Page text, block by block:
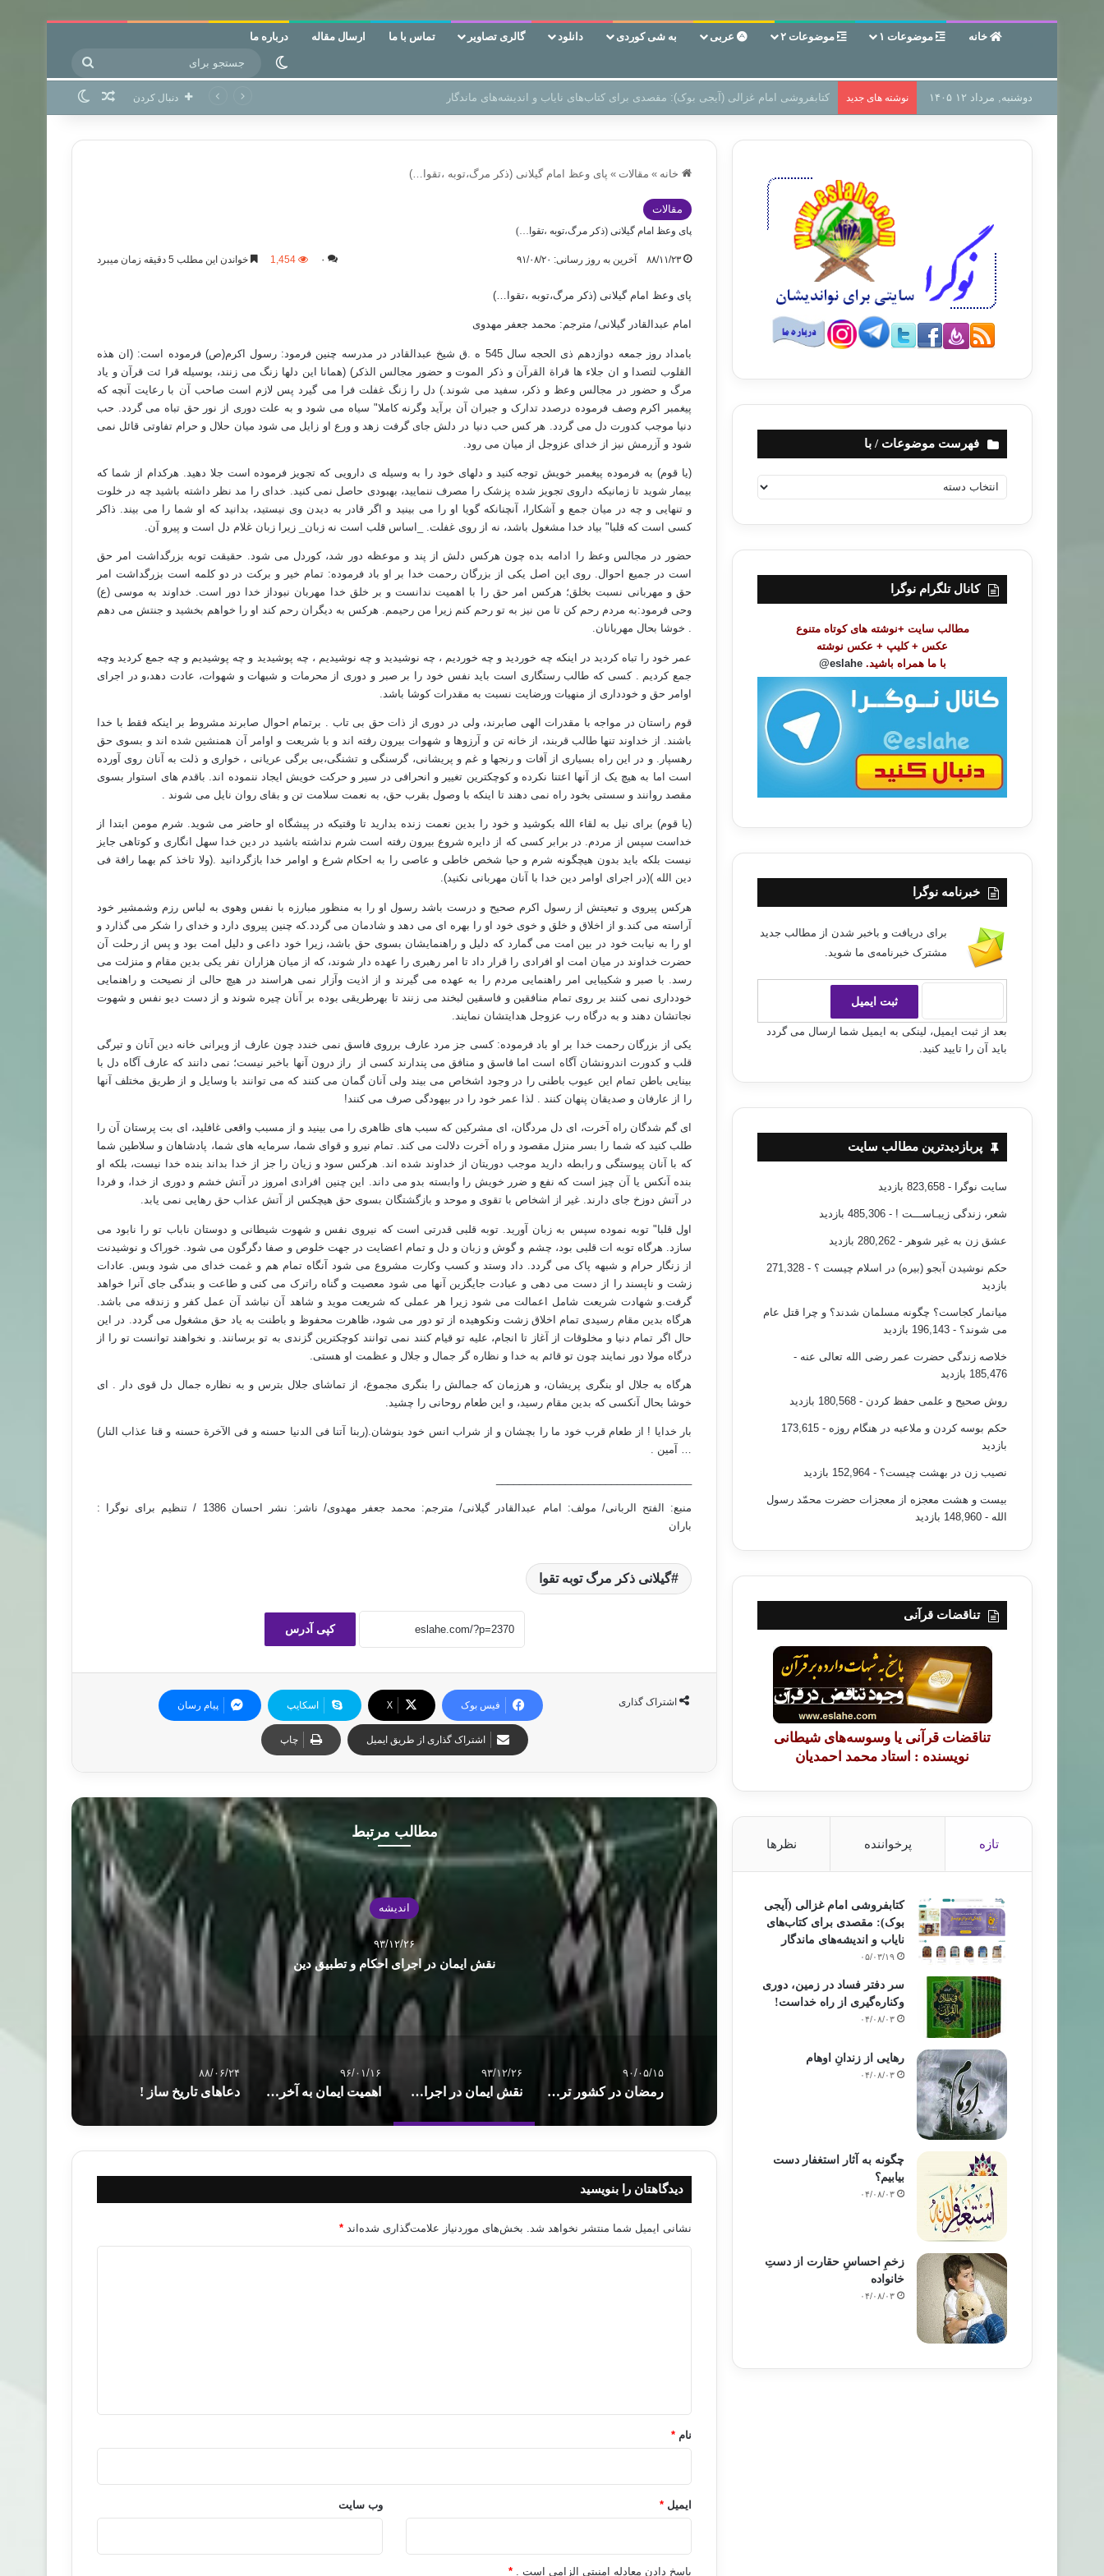
خانه موضوعات ۱ موضوعات ۲ عربی به شی کوردی دانلود گالری تصاویر تماس با ما ارسال مقاله درباره ما
تغییر پوسته
برای دوشنبه, مرداد ۱۲ ۱۴۰۵ نوشته های جدید سر دفتر فساد در زمین‌، دوری وکناره‌گیری از راه خداست‌! دنبال کردن نوشته تصادفی
خانه » مقالات » پای وعظ امام گیلانی (ذکر مرگ،توبه ،تقوا…)
مقالات
پای وعظ امام گیلانی (ذکر مرگ،توبه ،تقوا…)
۸۸/۱۱/۲۳ آخرین به روز رسانی: ۹۱/۰۸/۲۰ ۰ 1,454 خواندن این مطلب 5 دقیقه زمان میبرد
پای وعظ امام گیلانی (ذکر مرگ،توبه ،تقوا…)
امام عبدالقادر گیلانی/ مترجم: محمد جعفر مهدوی
بامداد روز جمعه دوازدهم ذی الحجه سال 545 ه .ق شیخ عبدالقادر در مدرسه چنین فرمود: رسول اکرم(ص) فرموده است: (ان هذه
القلوب لتصدا و ان جلاء ها قراة القرآن و ذکر الموت و حضور مجالس الذکر) (همانا این دلها زنگ می زنند، بوسیله قرا ئت قرآن و یاد
مرگ و حضور در مجالس وعظ و ذکر، سفید می شوند.) دل را زنگ غفلت فرا می گیرد پس لازم است صاحب آن با رعایت آنچه که
پیغمبر اکرم وصف فرموده درصدد تدارک و جبران آن برآید وگرنه کاملا" سیاه می شود و به علت دوری از نور حق تباه می گردد. حب
دنیا موجب کدورت دل می گردد. هر کس حب دنیا در دلش جای گرفت زهد و ورع او زایل می شود میان حلال و حرام تفاوتی قائل نمی
شود و آزرمش نیز از خدای عزوجل از میان می رود.
(یا قوم) به فرموده پیغمبر خویش توجه کنید و دلهای خود را به وسیله ی دارویی که تجویز فرموده است جلا دهید. هرکدام از شما که
بیمار شوید تا زمانیکه داروی تجویز شده پزشک را مصرف ننمایید، بهبودی حاصل نمی کنید. خدای را مد نظر داشته باشید چه در خلوت
و تنهایی و چه در میان جمع و آشکارا، آنچنانکه گویا او را می بینید و اگر قادر به دیدن وی نیستید، بدانید که او شما را می بیند. ذاکر
کسی است که قلبا" بیاد خدا مشغول باشد، نه از روی غفلت. _اساس قلب است نه زبان_ زیرا زبان غلام دل است و پیرو آن.
حضور در مجالس وعظ را ادامه بده چون هرکس دلش از پند و موعظه دور شد، کوردل می شود. حقیقت توبه بزرگداشت امر حق
است در جمیع احوال. روی این اصل یکی از بزرگان رحمت خدا بر او باد فرموده: تمام خیر و برکت در دو کلمه است بزرگداشت امر
حق و مهربانی نسبت بخلق؛ هرکس امر حق را با اهمیت ندانست و بر خلق خدا مهربان نبوداز خدا دور است. خداوند به موسی (ع)
وحی فرمود:به مردم رحم کن تا من نیز به تو رحم کنم زیرا من رحیمم. هرکس به دیگران رحم کند او را خواهم بخشید و جنتش می دهم
. خوشا بحال مهربانان.
عمر خود را تباه کردید در اینکه چه خوردید و چه خوردیم ، چه نوشیدید و چه نوشیدیم ، چه پوشیدید و چه پوشیدیم و چه جمع کردید وچه
جمع کردیم . کسی که طالب رستگاری است باید نفس خود را بر صبر و دوری از محرمات و شبهات و شهوات، عادت دهد،و در اجرای
اوامر حق و خودداری از منهیات ورضایت نسبت به مقدرات کوشا باشد.
قوم راستان در مواجه با مقدرات الهی صابرند، ولی در دوری از ذات حق بی تاب . برتمام احوال صابرند مشروط بر اینکه فقط با خدا
باشند. از خداوند تنها طالب قربند، از خانه تن و آرزوها و شهوات بیرون رفته اند و با شریعت و اوامر آن همنشین شده اند و بسوی حق
رهسپار. و در این راه بسیاری از آفات و رنجها و غم و پریشانی، گرسنگی و تشنگی،بی برگی عریانی ، خواری و ذلت به آنان روی آورده
است اما به هیچ یک از آنها اعتنا نکرده و کوچکترین تغییر و انحرافی در سیر و حرکت خویش ایجاد ننموده اند. باقدم های استوار بسوی
مقصد روانند و سستی بخود راه نمی دهند تا اینکه با وصول بقرب حق، به نعمت سلامت تن و بقای روان نایل می شوند .
(یا قوم) برای نیل به لقاء الله بکوشید و خود را بدین نعمت زنده بدارید تا وقتیکه در پیشگاه او حاضر می شوید. شرم مومن ابتدا از
خداست سپس از مردم. در برابر کسی که از دایره شروع بیرون رفته است شرم نداشته باشید در دین خدا سهل انگاری و کوتاهی جایز
نیست بلکه باید بدون هیچگونه شرم و حیا شخص خاطی و عاصی را به احکام شرع و اوامر خدا بازگردانید .(ولا تاخذ کم بهما رافة فی
دین الله )(در اجرای اوامر دین خدا با آنان مهربانی نکنید).
هرکس پیروی و تبعیتش از رسول اکرم صحیح و درست باشد رسول او را به منظور مبارزه با نفس وهوی به لباس رزم وشمشیر خود
آراسته می کند.و از اخلاق و خلق و خوی خود او را بهره ای می دهد و شادمان می گردد.که چنین پیروی دارد و خدای را شکر می گذارد و
او را به نیابت خود در بین امت می گمارد که دلیل و راهنمایشان بسوی حق باشد، زیرا خود داعی و دلیل امت بود و پس از رحلت آن
حضرت خداوند در میان امت او افرادی را قرار داد تا امر رهبری را عهده دار شوند، که از میان هزاران نفر یکی بدین مقام و منزلت می
رسد. با صبر و شکیبایی امر راهنمایی مردم را به عهده می گیرند و از اذیت وآزار نمی هراسند در هیچ حالی از نصیحت و راهنمایی
خودداری نمی کنند بر روی تمام منافقین و فاسقین لبخند می زنند تا بهرطریقی بوده بر آنان چیره شوند و از دست دیو نفس و شهوت
نجاتشان دهند و به درگاه رب عزوجل هدایتشان نمایند.
یکی از بزرگان رحمت خدا بر او باد فرموده: کسی جز مرد عارف برروی فاسق نمی خندد چون عارف از ویرانی خانه دین آنان و تیرگی
قلب و کدورت اندرونشان آگاه است اما فاسق و منافق می پندارند کسی از راز درون آنها باخبر نیست؛ نمی دانند که عارف آگاه دل با
بینایی باطن تمام این عیوب باطنی را در وجود اشخاص می بیند ولی آنان گمان می کنند که می توانند با وسایل و از طریق مختلف آنها
را از عارفان و صدیقان پنهان کنند . لذا عمر خود را در بیهودگی صرف می کنند!
ای گم شدگان راه آخرت، ای دل مردگان، ای مشرکین که سبب های ظاهری را می بینید و از مسبب واقعی غافلید، ای بت پرستان آن را
طلب کنید که شما را بسر منزل مقصود و راه آخرت دلالت می کند. تمام نیرو و قوای شما، سرمایه های شما، پادشاهان و سلاطین شما
که با آنان پیوستگی و رابطه دارید موجب دوریتان از خداوند شده اند. هرکس سود و زیان را جز از خدا بداند بنده خدا نیست، بلکه او
بنده آنکس یا آن چیز است که نفع و ضرر خویش را وابسته بدو می داند. این چنین افرادی امروز در آتش خشم و دوری از خدا، و فردا
در آتش دوزخ جای دارند. غیر از اشخاص با تقوی و موحد و بازگشتگان بسوی حق هیچکس از آتش عذاب حق رهایی نمی یابد.
اول قلبا" توبه نموده سپس به زبان آورید. توبه قلبی قدرتی است که نیروی نفس و شهوت شیطانی و دوستان ناباب تو را نابود می
سازد. هرگاه توبه ات قلبی بود، چشم و گوش و زبان و دل و تمام اعضایت در جهت خلوص و صفا دگرگون می شود. خوراک و نوشیدنت
از زنگار حرام و شبهه پاک می گردد. داد وستد و کسب وکارت مشروع می شود آنگاه تمام هم و غمت خدای می شود وبس. عادات
زشت و ناپسند را از دست می دهی و عبادت جایگزین آنها می شود معصیت و گناه راترک می کنی و طاعت و بندگی جای آنرا خواهد
گرفت.و شهادت شریعت شامل اعمالت می شود زیرا هر عملی که شریعت موید و شاهد آن نباشد آن عمل کفر و زندقه می باشد.
هرگاه بدین مقام رسیدی تمام اخلاق زشت ونکوهیده از تو دور می شود، ظاهرت محفوظ و باطنت به یاد حق مشغول می گردد. در این
حال اگر تمام دنیا و مخلوقات از آغاز تا انجام، علیه تو قیام کنند نمی توانند کوچکترین گزندی به تو برسانند. و نخواهند توانست تو را از
درگاه مولا دور نمایند چون تو قائم به خدا و نظاره گر جمال و جلال و عظمت او هستی.
هرگاه به جلال او بنگری پریشان، و هرزمان که جمالش را بنگری مجموع، از تماشای جلال بترس و به نظاره جمال دل قوی دار . ای
خوشا بحال آنکسی که بدین مقام رسید، و این طعام روحانی را چشید.
بار خدایا ! از طعام قرب خود ما را بچشان و از شراب انس خود بنوشان.(ربنا آتنا فی الدنیا حسنه و فی الآخرة حسنه و قنا عذاب النار)
… آمین .
منبع: الفتح الربانی/ مولف: امام عبدالقادر گیلانی/ مترجم: محمد جعفر مهدوی/ ناشر: نشر احسان 1386 / تنظیم برای نوگرا :
باران
گیلانی ذکر مرگ توبه تقوا
کپی آدرس
اشتراک گذاری فیس بوک X اسکایپ پیام رسان
اشتراک گذاری از طریق ایمیل چاپ
مطالب مرتبط
رمضان در كشور تركيه
اندیشه
۹۳/۱۲/۲۶
نقش ایمان در اجرای احکام و تطبیق دین
۹۰/۰۵/۱۵
رمضان در كشور تركيه
۹۳/۱۲/۲۶
نقش ایمان در اجرای احکام و تطبیق دین
۹۶/۰۱/۱۶
اهمیت ایمان به آخرت و تأثیر آن بر رفتار انسان
۸۸/۰۶/۲۴
دعاهای تاریخ ساز !
دیدگاهتان را بنویسید
نشانی ایمیل شما منتشر نخواهد شد. بخش‌های موردنیاز علامت‌گذاری شده‌اند *
نام *
ایمیل * وب‌ سایت
پاسخ دادن معادله امنیتی الزامی است . *
فهرست موضوعات / با
ه
ت
ض
کانال تلگرام نوگرا
مطالب سایت +نوشته های کوتاه متنوع
عکس + کلیپ + عکس نوشته
با ما همراه باشید. eslahe@
خبرنامه نوگرا
برای دریافت و باخبر شدن از مطالب جدید
مشترک خبرنامه‌ی ما شوید.
بعد از ثبت ایمیل، لینکی به ایمیل شما ارسال می گردد
باید آن را تایید کنید.
پربازدیدترین مطالب سایت
سایت نوگرا - 823,658 بازدید
شعر، زندگی زیبـاســـت ! - 485,306 بازدید
عشق زن به غیر شوهر - 280,262 بازدید
حکم نوشیدن آبجو (بیره) در اسلام چیست ؟
- 271,328
بازدید
میانمار کجاست؟ چگونه مسلمان شدند؟ و چرا قتل عام
می شوند؟ - 196,143 بازدید
خلاصه زندگی حضرت عمر رضی الله تعالی عنه -
185,476 بازدید
روش صحیح و علمی حفظ کردن - 180,568 بازدید
حکم بوسه کردن و ملاعبه در هنگام روزه
- 173,615
بازدید
نصیب زن در بهشت چیست؟ - 152,964 بازدید
بیست و هشت معجزه از معجزات حضرت محمّد رسول
الله - 148,960 بازدید
تناقضات قرآنی
تناقضات قرآنی یا وسوسه‌های شیطانی
نویسنده : استاد محمد احمدیان
تازه پرخواننده نظرها
کتابفروشی امام غزالی (آیجی
بوک): مقصدی برای کتاب‌های
نایاب و اندیشه‌های ماندگار
۰۵/۰۳/۱۹
سر دفتر فساد در زمین‌، دوری
وکناره‌گیری از راه خداست‌!
۰۴/۰۸/۰۳
رهایی از زندانِ اوهام
۰۴/۰۸/۰۳
چگونه به آثار استغفار دست
بیابیم؟
۰۴/۰۸/۰۳
زخمِ احساسِ حقارت از دستِ
خانواده
۰۴/۰۸/۰۳